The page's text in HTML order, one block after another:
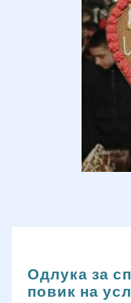
Одлука за
повик на